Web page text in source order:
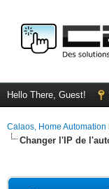
Hello There, Guest!
Calaos, Home Automation
Changer l'IP de